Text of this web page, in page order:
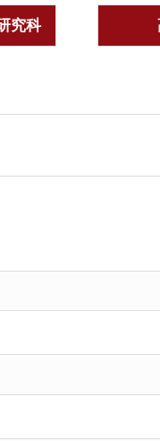
究科